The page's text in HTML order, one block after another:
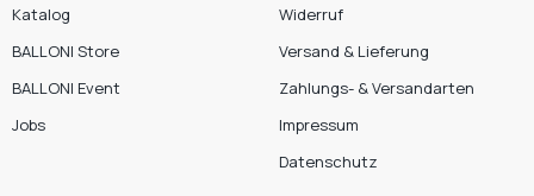
Katalog
BALLONI Store
BALLONI Event
Jobs
Widerruf
Versand & Lieferung
Zahlungs- & Versandarten
Impressum
Datenschutz